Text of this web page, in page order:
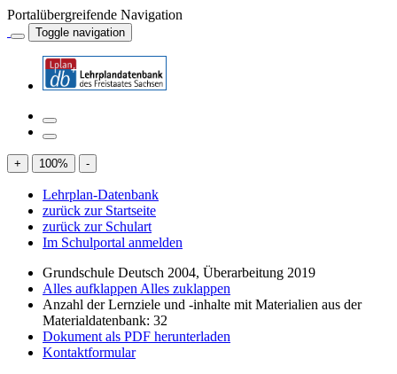
Portalübergreifende Navigation
Toggle navigation
+ 100% -
Lehrplan-Datenbank
zurück zur Startseite
zurück zur Schulart
Im Schulportal anmelden
Grundschule Deutsch 2004, Überarbeitung 2019
Alles aufklappen Alles zuklappen
Anzahl der Lernziele und -inhalte mit Materialien aus der
Materialdatenbank: 32
Dokument als PDF herunterladen
Kontaktformular